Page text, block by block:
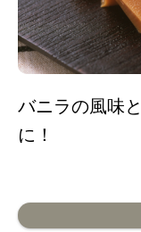
バニラの風味
に！